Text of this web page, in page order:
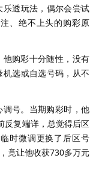
透玩法，偶尔会尝试
、绝不上头的购彩原
购彩十分随性，没有
选或自选号码，从不
号。当期购彩时，他
反复端详，总觉得后区
时微调更换了后区号
竟让他收获730多万元